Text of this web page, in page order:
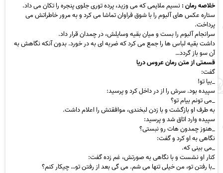
خلاصه رمان :نسیم ملایمی که می وزید، پرده توری جلوی پنجره را تکان می داد.
ستاره عکس های آلبوم را با شوق فراوان تماشا می کرد و به مرور خاطراتش می
پرداخت.
سرانجام آلبوم را بست و میان بقیه وسایلش، در چمدان قرار داد.
داشت بقیه لباس ها را جمع می کرد که ضربه ای به در خورد. بدون آنکه نگاهش به
آن سو باز گردد…
قسمتی از متن رمان عروس دریا
گفت:
_بیا تو!
سپیده بود. سرش را از در داخل کرد و پرسید:
_می تونم بیام تو؟
به طرف او بازگشت و با زدن لبخندی، موافقتش را اعلام داشت.
سپیده وارد اتاق شد و پرسید:
_هنوز چمدون هات رو نبستی؟
نگاهی به او کرد و گفت:
_می بینی که.
کنار او نشست و با نگاهی به صورتش، غم زده گفت:
_با رفتن تو، من خیلی تنها می شم. می گی بعد از رفتن تو… چیکار کنم؟